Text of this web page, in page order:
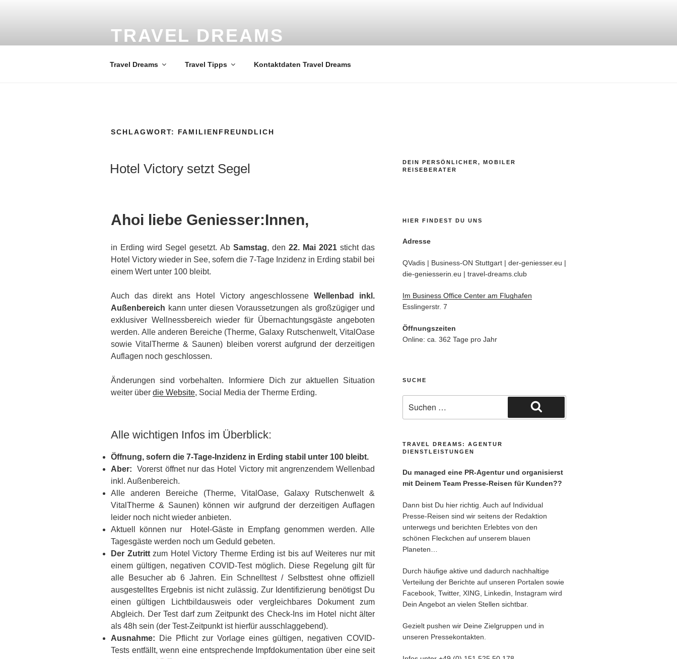
TRAVEL DREAMS
Travel Dreams Travel Tipps Kontaktdaten Travel Dreams
SCHLAGWORT: FAMILIENFREUNDLICH
VERÖFFENTLICHT
Hotel Victory setzt Segel
Ahoi liebe Geniesser:Innen,
in Erding wird Segel gesetzt. Ab Samstag, den 22. Mai 2021 sticht das
Hotel Victory wieder in See, sofern die 7-Tage Inzidenz in Erding stabil bei
einem Wert unter 100 bleibt.
Auch das direkt ans Hotel Victory angeschlosseneWellenbad inkl.
Außenbereich kann unter diesen Voraussetzungen als großzügiger und
exklusiver Wellnessbereich wieder für Übernachtungsgäste angeboten
werden. Alle anderen Bereiche (Therme, Galaxy Rutschenwelt, VitalOase
sowie VitalTherme & Saunen) bleiben vorerst aufgrund der derzeitigen
Auflagen noch geschlossen.
Änderungen sind vorbehalten. Informiere Dich zur aktuellen Situation
weiter über die Website, Social Media der Therme Erding.
Alle wichtigen Infos im Überblick:
Öffnung, sofern die 7-Tage-Inzidenz in Erding stabil unter 100 bleibt.
Aber:
Vorerst öffnet nur das Hotel Victory mit angrenzendem Wellenbad
inkl. Außenbereich.
Alle anderen Bereiche (Therme, VitalOase, Galaxy Rutschenwelt &
VitalTherme & Saunen) können wir aufgrund der derzeitigen Auflagen
leider noch nicht wieder anbieten.
Aktuell können nur Hotel-Gäste in Empfang genommen werden. Alle
Tagesgäste werden noch um Geduld gebeten.
Der Zutrittzum Hotel Victory Therme Erding ist bis auf Weiteres nur mit
einem gültigen, negativen COVID-Test möglich. Diese Regelung gilt für
alle Besucher ab 6 Jahren. Ein Schnelltest / Selbsttest ohne offiziell
ausgestelltes Ergebnis ist nicht zulässig. Zur Identifizierung benötigst Du
einen gültigen Lichtbildausweis oder vergleichbares Dokument zum
Abgleich. Der Test darf zum Zeitpunkt des Check-Ins im Hotel nicht älter
als 48h sein (der Test-Zeitpunkt ist hierfür ausschlaggebend).
Ausnahme:
Die Pflicht zur Vorlage eines gültigen, negativen COVID-
Tests entfällt, wenn eine entsprechende Impfdokumentation über eine seit
DEIN PERSÖNLICHER, MOBILER
REISEBERATER
HIER FINDEST DU UNS
Adresse
QVadis | Business-ON Stuttgart | der-geniesser.eu |
die-geniesserin.eu | travel-dreams.club
Im Business Office Center am Flughafen
Esslingerstr. 7
Öffnungszeiten
Online: ca. 362 Tage pro Jahr
SUCHE
nach:
Suchen
TRAVEL DREAMS: AGENTUR
DIENSTLEISTUNGEN
Du managed eine PR-Agentur und organisierst
mit Deinem Team Presse-Reisen für Kunden??
Dann bist Du hier richtig. Auch auf Individual
Presse-Reisen sind wir seitens der Redaktion
unterwegs und berichten Erlebtes von den
schönen Fleckchen auf unserem blauen
Planeten…
Durch häufige aktive und dadurch nachhaltige
Verteilung der Berichte auf unseren Portalen sowie
Facebook, Twitter, XING, Linkedin, Instagram wird
Dein Angebot an vielen Stellen sichtbar.
Gezielt pushen wir Deine Zielgruppen und in
unseren Pressekontakten.